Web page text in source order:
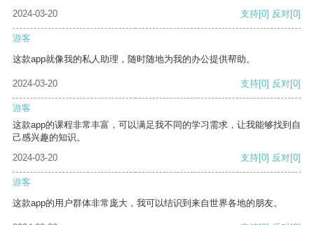
2024-03-20 支持[0] 反对[0]
游客
这款app就像我的私人助理，随时随地为我的办公提供帮助。
2024-03-20 支持[0] 反对[0]
游客
这款app的课程非常丰富，可以满足我不同的学习需求，让我能够找到自
己感兴趣的知识。
2024-03-20
支持[0] 反对[0]
游客
这款app的用户群体非常庞大，我可以结识到来自世界各地的朋友。